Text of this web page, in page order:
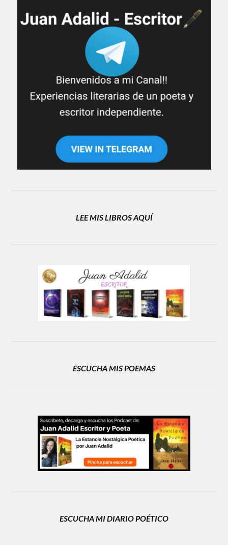
LEE MIS LIBROS AQUÍ
ESCUCHA MIS POEMAS
ESCUCHA MI DIARIO POÉTICO